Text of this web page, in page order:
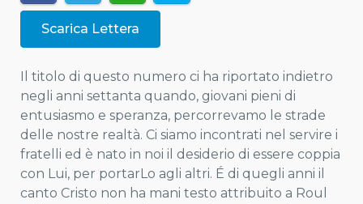
Scarica Lettera
Il titolo di questo numero ci ha riportato indietro
negli anni settanta quando, giovani pieni di
entusiasmo e speranza, percorrevamo le strade
delle nostre realtà. Ci siamo incontrati nel servire i
fratelli ed è nato in noi il desiderio di essere coppia
con Lui, per portarLo agli altri. É di quegli anni il
canto Cristo non ha mani testo attribuito a Roul